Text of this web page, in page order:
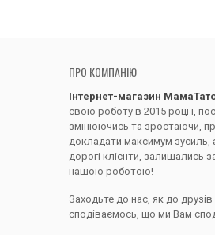
ПРО КОМПАНІЮ
Інтернет-магазин
свою роботу в 2015 році і,
змінюючись та зростаючи,
докладати максимум зусиль,
дорогі клієнти, залишались
нашою роботою!
Заходьте до нас, як до друзів
сподіваємось, що ми Вам